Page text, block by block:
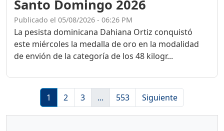
Santo Domingo 2026
Publicado el 05/08/2026 - 06:26 PM
La pesista dominicana Dahiana Ortiz conquistó
este miércoles la medalla de oro en la modalidad
de envión de la categoría de los 48 kilogr...
1 2 3 ... 553 Siguiente